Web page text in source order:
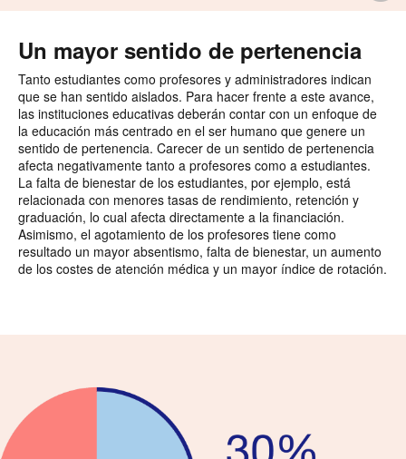
Un mayor sentido de pertenencia
Tanto estudiantes como profesores y administradores indican
que se han sentido aislados. Para hacer frente a este avance,
las instituciones educativas deberán contar con un enfoque de
la educación más centrado en el ser humano que genere un
sentido de pertenencia. Carecer de un sentido de pertenencia
afecta negativamente tanto a profesores como a estudiantes.
La falta de bienestar de los estudiantes, por ejemplo, está
relacionada con menores tasas de rendimiento, retención y
graduación, lo cual afecta directamente a la financiación.
Asimismo, el agotamiento de los profesores tiene como
resultado un mayor absentismo, falta de bienestar, un aumento
de los costes de atención médica y un mayor índice de rotación.